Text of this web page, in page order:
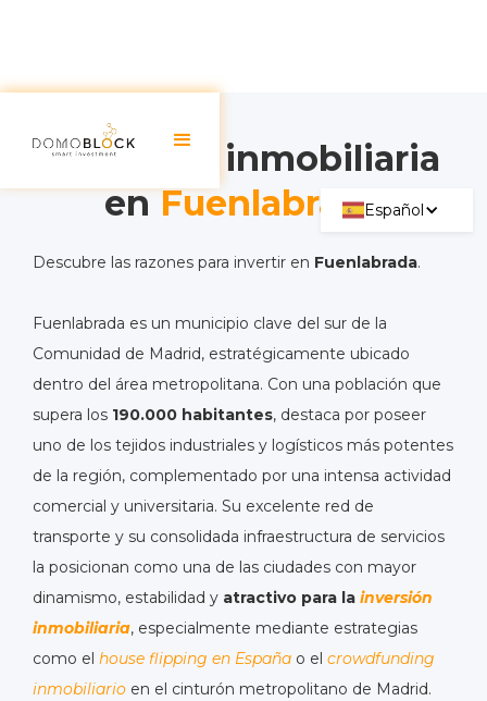
Español
Inversión inmobiliaria
enFuenlabrada
Descubre las razones para invertir en Fuenlabrada.
Fuenlabrada es un municipio clave del sur de la
Comunidad de Madrid, estratégicamente ubicado
dentro del área metropolitana. Con una población que
supera los 190.000 habitantes, destaca por poseer
uno de los tejidos industriales y logísticos más potentes
de la región, complementado por una intensa actividad
comercial y universitaria. Su excelente red de
transporte y su consolidada infraestructura de servicios
la posicionan como una de las ciudades con mayor
dinamismo, estabilidad y atractivo para la inversión
inmobiliaria, especialmente mediante estrategias
como el house flipping en España o el crowdfunding
inmobiliario en el cinturón metropolitano de Madrid.